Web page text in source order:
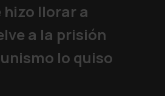
hizo llorar a
a la prisión
lo quiso